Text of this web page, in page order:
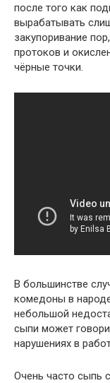
после того как
вырабатывать
закупоривание
протоков и
чёрные точки.
В большинстве
комедоны в
небольшой
сыпи может
нарушениях в
Очень часто сыпь